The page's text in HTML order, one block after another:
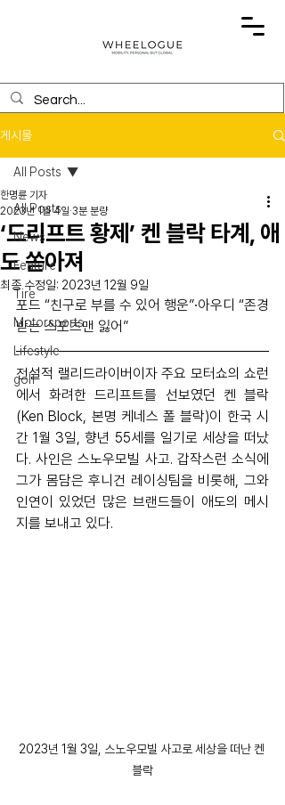
게시물
All Posts
News
Feature
Tire
Motorsports
Lifestyle
golf
All Posts
‘드리프트 황제’ 켄 블락 타계, 애
도 쏟아져
한명륜 기자
2023년 1월 4일 3분 분량
최종 수정일: 2023년 12월 9일
포드 “친구로 부를 수 있어 행운”∙아우디 “존경
받는 스포츠맨 잃어”
전설적 랠리드라이버이자 주요 모터쇼의 쇼런
에서 화려한 드리프트를 선보였던 켄 블락
(Ken Block, 본명 케네스 폴 블락)이 한국 시
간 1월 3일, 향년 55세를 일기로 세상을 떠났
다. 사인은 스노우모빌 사고. 갑작스런 소식에
그가 몸담은 후니건 레이싱팀을 비롯해, 그와
인연이 있었던 많은 브랜드들이 애도의 메시
지를 보내고 있다.
2023년 1월 3일, 스노우모빌 사고로 세상을 떠난 켄
블락